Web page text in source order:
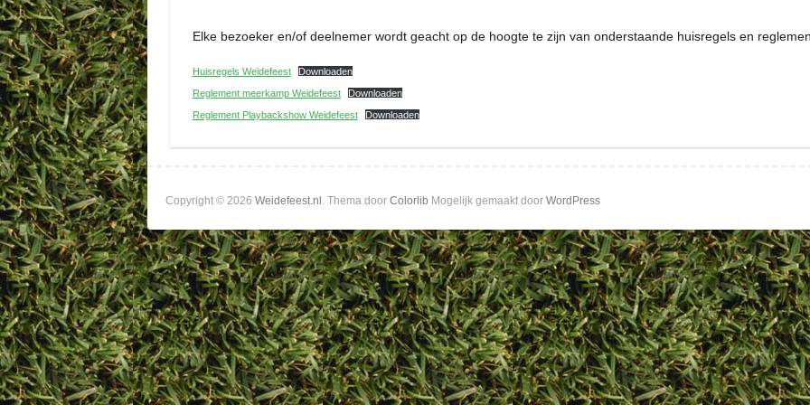
Elke bezoeker en/of deelnemer wordt geacht op de hoogte te zijn van onderstaande huisregels en
Huisregels Weidefeest
Downloaden
Reglement meerkamp Weidefeest
Downloaden
Reglement Playbackshow Weidefeest
Downloaden
Copyright © 2026 Weidefeest.nl . Thema door Colorlib Mogelijk gemaakt door WordPress